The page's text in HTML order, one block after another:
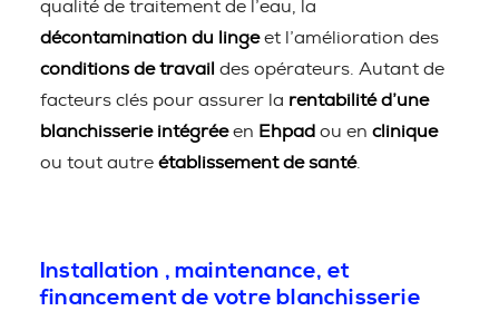
qualité de traitement de l’eau, la
décontamination du lingeet l’amélioration des
conditions de travail des opérateurs. Autant de
facteurs clés pour assurer la rentabilité d’une
blanchisserie intégréeen Ehpad ou en clinique
ou tout autre établissement de santé.
Installation , maintenance, et
financement de votre blanchisserie